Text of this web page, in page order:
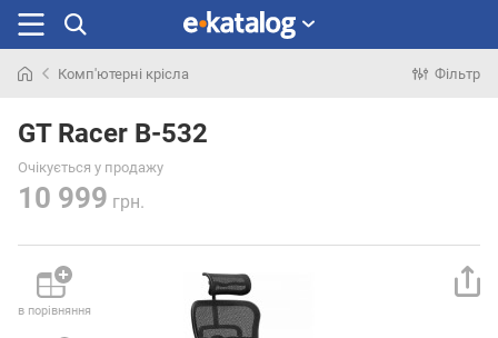
раніше
Комп'ютерні крісла Фільтр
GT Racer B-532
Очікується у продажу
10 999 грн.
в порівняння